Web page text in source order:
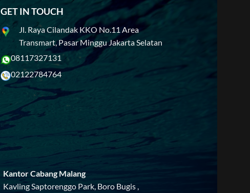
GET IN TOUCH
Jl. Raya Cilandak KKO No.11 Area
Transmart, Pasar Minggu Jakarta Selatan
08117327131
02122784764
Kantor Cabang Malang
Kavling Saptorenggo Park, Boro Bugis ,